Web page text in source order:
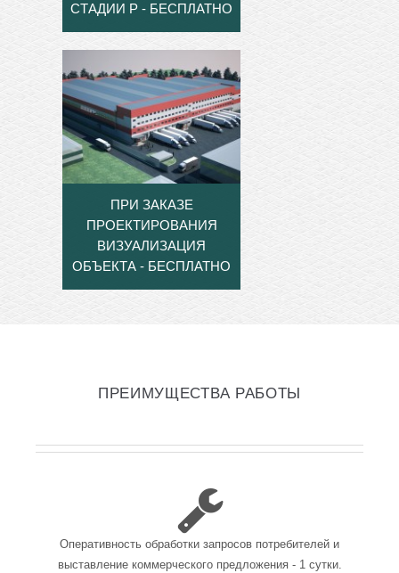
СТАДИИ Р - БЕСПЛАТНО
ПРИ ЗАКАЗЕ
ПРОЕКТИРОВАНИЯ
ВИЗУАЛИЗАЦИЯ
ОБЪЕКТА - БЕСПЛАТНО
ПРЕИМУЩЕСТВА РАБОТЫ
Оперативность обработки запросов потребителей и
выставление коммерческого предложения - 1 сутки.